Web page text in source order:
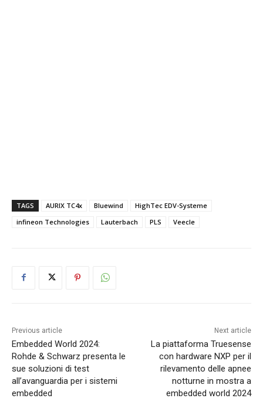
TAGS AURIX TC4x Bluewind
HighTec EDV-Systeme
infineon Technologies
Lauterbach PLS Veecle
Previous article
Embedded World 2024:
Rohde & Schwarz presenta le
sue soluzioni di test
all’avanguardia per i sistemi
embedded
Next article
La piattaforma Truesense
con hardware NXP per il
rilevamento delle apnee
notturne in mostra a
embedded world 2024